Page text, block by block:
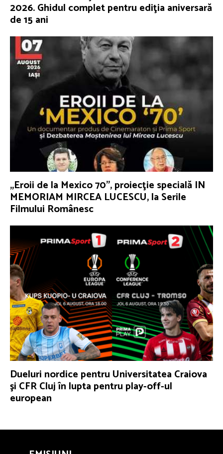
2026. Ghidul complet pentru ediţia aniversară
de 15 ani
„Eroii de la Mexico 70”, proiecţie specială IN
MEMORIAM MIRCEA LUCESCU, la Serile
Filmului Românesc
Dueluri nordice pentru Universitatea Craiova
şi CFR Cluj în lupta pentru play-off-ul
european